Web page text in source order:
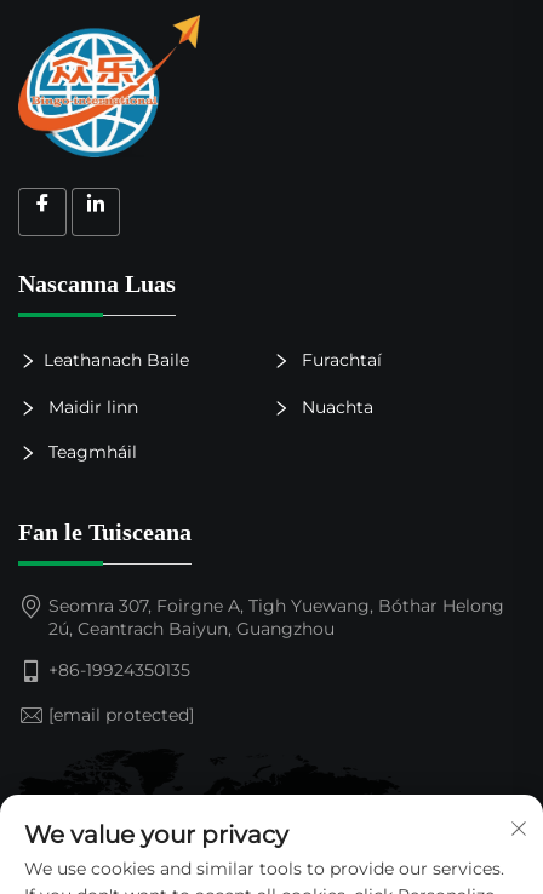
Nascanna Luas
Leathanach Baile Furachtaí
Maidir linn Nuachta
Teagmháil
Fan le Tuisceana
Seomra 307, Foirgne A, Tigh Yuewang, Bóthar Helong
2ú, Ceantrach Baiyun, Guangzhou
+86-19924350135
[email protected]
We value your privacy
We use cookies and similar tools to provide our services.